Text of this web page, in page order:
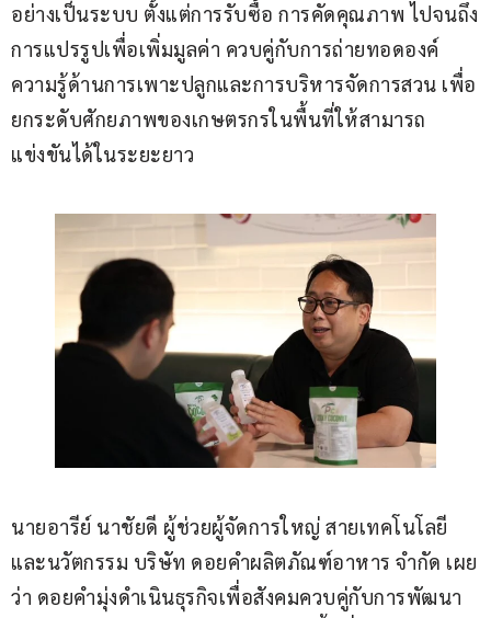
อย่างเป็นระบบ ตั้งแต่การรับซื้อ การคัดคุณภาพ ไปจนถึง
การแปรรูปเพื่อเพิ่มมูลค่า ควบคู่กับการถ่ายทอดองค์
ความรู้ด้านการเพาะปลูกและการบริหารจัดการสวน เพื่อ
ยกระดับศักยภาพของเกษตรกรในพื้นที่ให้สามารถ
แข่งขันได้ในระยะยาว
นายอารีย์ นาชัยดี ผู้ช่วยผู้จัดการใหญ่ สายเทคโนโลยี
และนวัตกรรม บริษัท ดอยคำผลิตภัณฑ์อาหาร จำกัด เผย
ว่า ดอยคำมุ่งดำเนินธุรกิจเพื่อสังคมควบคู่กับการพัฒนา